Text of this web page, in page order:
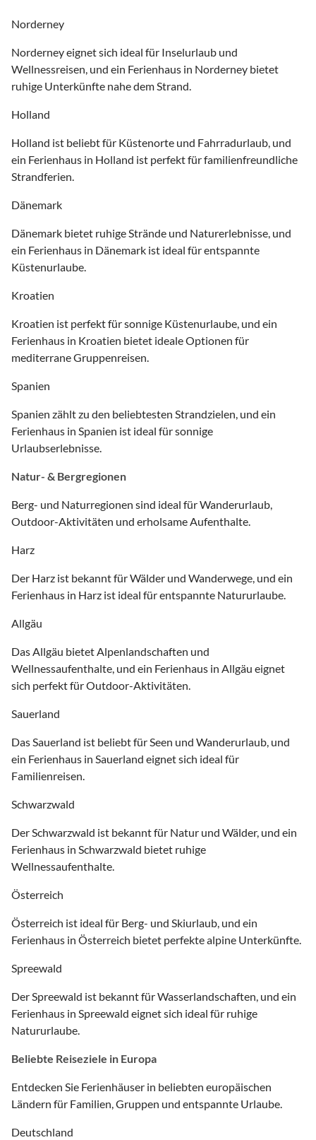
Norderney
Norderney eignet sich ideal für Inselurlaub und
Wellnessreisen, und ein Ferienhaus in Norderney bietet
ruhige Unterkünfte nahe dem Strand.
Holland
Holland ist beliebt für Küstenorte und Fahrradurlaub, und
ein Ferienhaus in Holland ist perfekt für familienfreundliche
Strandferien.
Dänemark
Dänemark bietet ruhige Strände und Naturerlebnisse, und
ein Ferienhaus in Dänemark ist ideal für entspannte
Küstenurlaube.
Kroatien
Kroatien ist perfekt für sonnige Küstenurlaube, und ein
Ferienhaus in Kroatien bietet ideale Optionen für
mediterrane Gruppenreisen.
Spanien
Spanien zählt zu den beliebtesten Strandzielen, und ein
Ferienhaus in Spanien ist ideal für sonnige
Urlaubserlebnisse.
Natur- & Bergregionen
Berg- und Naturregionen sind ideal für Wanderurlaub,
Outdoor-Aktivitäten und erholsame Aufenthalte.
Harz
Der Harz ist bekannt für Wälder und Wanderwege, und ein
Ferienhaus in Harz ist ideal für entspannte Natururlaube.
Allgäu
Das Allgäu bietet Alpenlandschaften und
Wellnessaufenthalte, und ein Ferienhaus in Allgäu eignet
sich perfekt für Outdoor-Aktivitäten.
Sauerland
Das Sauerland ist beliebt für Seen und Wanderurlaub, und
ein Ferienhaus in Sauerland eignet sich ideal für
Familienreisen.
Schwarzwald
Der Schwarzwald ist bekannt für Natur und Wälder, und ein
Ferienhaus in Schwarzwald bietet ruhige
Wellnessaufenthalte.
Österreich
Österreich ist ideal für Berg- und Skiurlaub, und ein
Ferienhaus in Österreich bietet perfekte alpine Unterkünfte.
Spreewald
Der Spreewald ist bekannt für Wasserlandschaften, und ein
Ferienhaus in Spreewald eignet sich ideal für ruhige
Natururlaube.
Beliebte Reiseziele in Europa
Entdecken Sie Ferienhäuser in beliebten europäischen
Ländern für Familien, Gruppen und entspannte Urlaube.
Deutschland